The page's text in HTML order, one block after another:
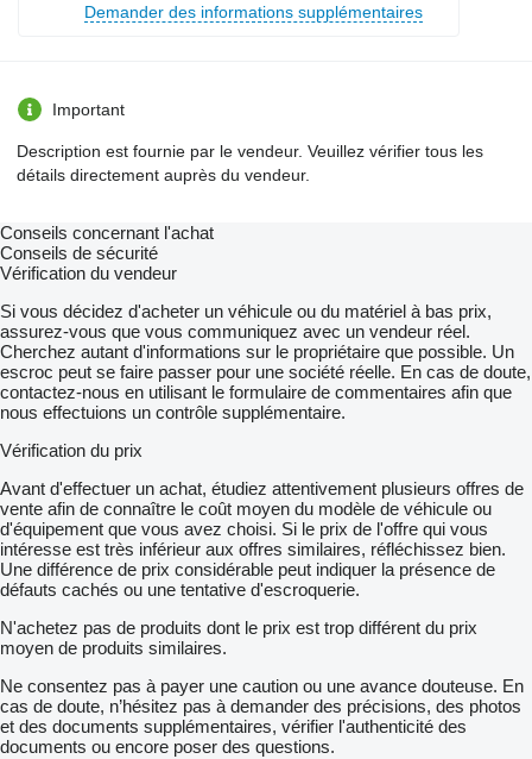
Demander des informations supplémentaires
Important
Description est fournie par le vendeur. Veuillez vérifier tous les
détails directement auprès du vendeur.
Conseils concernant l'achat
Conseils de sécurité
Vérification du vendeur
Si vous décidez d'acheter un véhicule ou du matériel à bas prix,
assurez-vous que vous communiquez avec un vendeur réel.
Cherchez autant d'informations sur le propriétaire que possible. Un
escroc peut se faire passer pour une société réelle. En cas de doute,
contactez-nous en utilisant le formulaire de commentaires afin que
nous effectuions un contrôle supplémentaire.
Vérification du prix
Avant d'effectuer un achat, étudiez attentivement plusieurs offres de
vente afin de connaître le coût moyen du modèle de véhicule ou
d'équipement que vous avez choisi. Si le prix de l'offre qui vous
intéresse est très inférieur aux offres similaires, réfléchissez bien.
Une différence de prix considérable peut indiquer la présence de
défauts cachés ou une tentative d'escroquerie.
N'achetez pas de produits dont le prix est trop différent du prix
moyen de produits similaires.
Ne consentez pas à payer une caution ou une avance douteuse. En
cas de doute, n’hésitez pas à demander des précisions, des photos
et des documents supplémentaires, vérifier l'authenticité des
documents ou encore poser des questions.